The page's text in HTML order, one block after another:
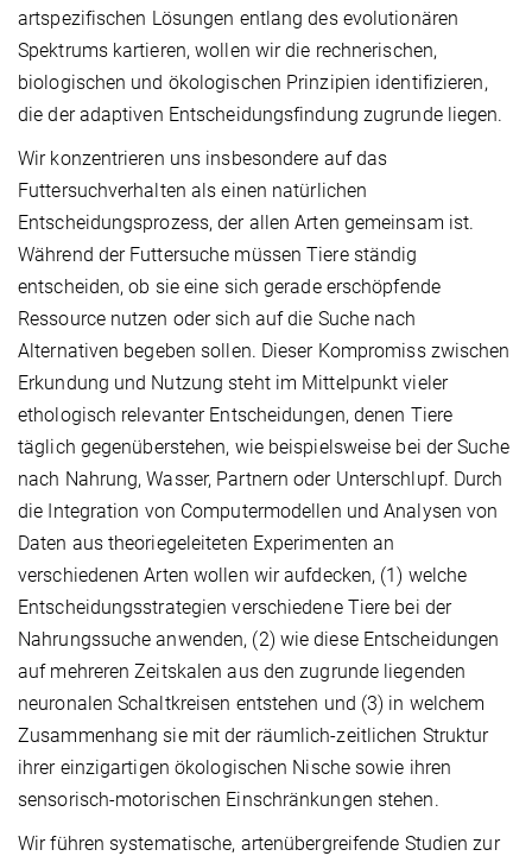
artspezifischen Lösungen entlang des evolutionären
Spektrums kartieren, wollen wir die rechnerischen,
biologischen und ökologischen Prinzipien identifizieren,
die der adaptiven Entscheidungsfindung zugrunde liegen.
Wir konzentrieren uns insbesondere auf das
Futtersuchverhalten als einen natürlichen
Entscheidungsprozess, der allen Arten gemeinsam ist.
Während der Futtersuche müssen Tiere ständig
entscheiden, ob sie eine sich gerade erschöpfende
Ressource nutzen oder sich auf die Suche nach
Alternativen begeben sollen. Dieser Kompromiss zwischen
Erkundung und Nutzung steht im Mittelpunkt vieler
ethologisch relevanter Entscheidungen, denen Tiere
täglich gegenüberstehen, wie beispielsweise bei der Suche
nach Nahrung, Wasser, Partnern oder Unterschlupf. Durch
die Integration von Computermodellen und Analysen von
Daten aus theoriegeleiteten Experimenten an
verschiedenen Arten wollen wir aufdecken, (1) welche
Entscheidungsstrategien verschiedene Tiere bei der
Nahrungssuche anwenden, (2) wie diese Entscheidungen
auf mehreren Zeitskalen aus den zugrunde liegenden
neuronalen Schaltkreisen entstehen und (3) in welchem
Zusammenhang sie mit der räumlich-zeitlichen Struktur
ihrer einzigartigen ökologischen Nische sowie ihren
sensorisch-motorischen Einschränkungen stehen.
Wir führen systematische, artenübergreifende Studien zur